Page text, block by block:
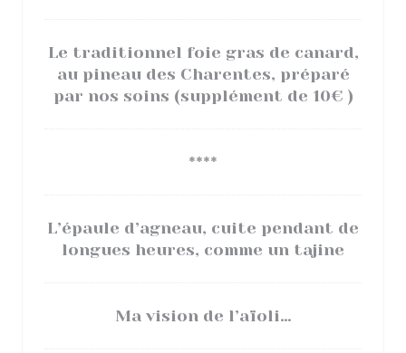
Le traditionnel foie gras de canard,
au pineau des Charentes, préparé
par nos soins (supplément de 10€ )
****
L’épaule d’agneau, cuite pendant de
longues heures, comme un tajine
Ma vision de l’aïoli…